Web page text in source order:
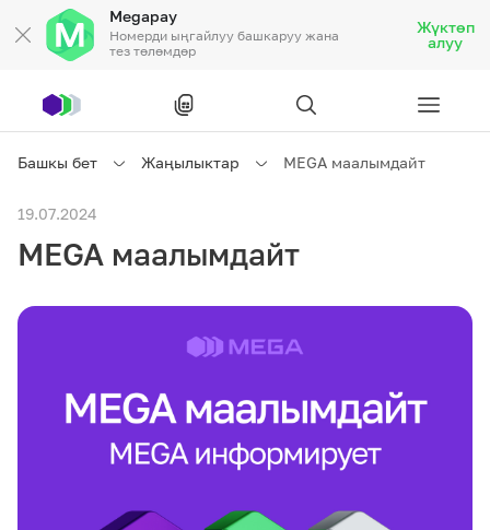
Megapay
Номерди ыңгайлуу башкаруу жана
тез төлөмдөр
Жүктөп
алуу
Жеке кардарларга
Тарифтер Роуминг
Башкы бет Жаңылыктар MEGA маалымдайт
19.07.2024
MEGA маалымдайт